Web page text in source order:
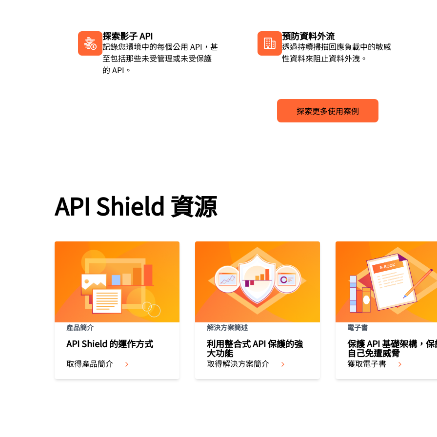
探索影子 API
記錄您環境中的每個公用 API，甚
至包括那些未受管理或未受保護
的 API。
預防資料外流
透過持續掃描回應負載中的敏感
性資料來阻止資料外洩。
探索更多使用案例
API Shield 資源
產品簡介
API Shield 的運作方式
取得產品簡介
解決方案簡述
利用整合式 API 保護的強
大功能
取得解決方案簡介
電子書
保護 API 基礎架構，保
自己免遭威脅
獲取電子書